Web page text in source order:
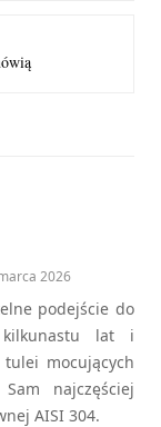
2026
podejście do
lat i
mocujących
najczęściej
AISI 304.